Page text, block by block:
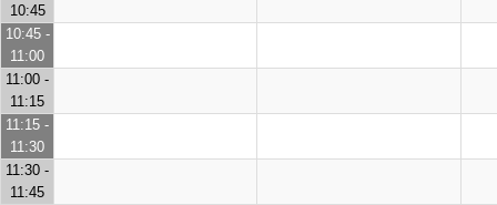
10:45
10:45 -
11:00
11:00 -
11:15
11:15 -
11:30
11:30 -
11:45